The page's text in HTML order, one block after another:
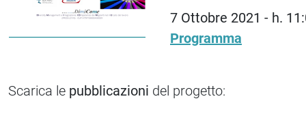
7 Ottobre 2021 - h.
Programma
Scarica le pubblicazioni del progetto: